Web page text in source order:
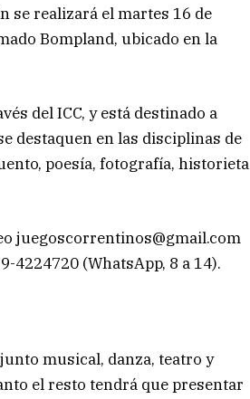
se realizará el martes 16 de
Bompland, ubicado en la
del ICC, y está destinado a
destaquen en las disciplinas de
poesía, fotografía, historieta
juegoscorrentinos@gmail.com
4224720 (WhatsApp, 8 a 14).
musical, danza, teatro y
el resto tendrá que presentar